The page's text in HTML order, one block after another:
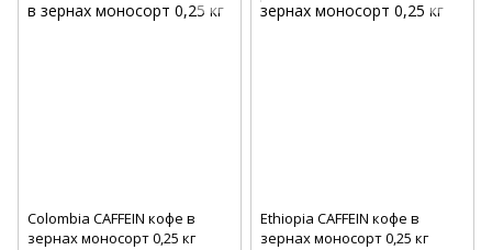
Colombia CAFFEIN кофе в
зернах моносорт 0,25 кг
Ethiopia CAFFEIN кофе в
зернах моносорт 0,25 кг